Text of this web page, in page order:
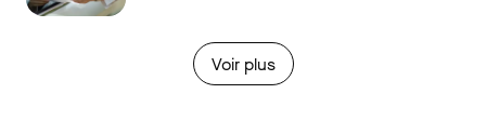
Voir plus